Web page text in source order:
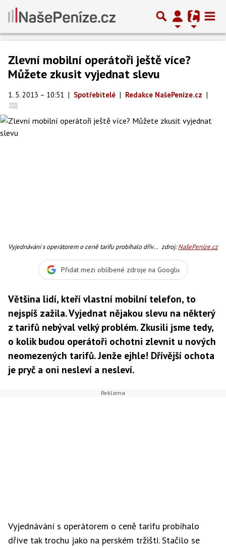
Zlevní mobilní operátoři ještě více?
Můžete zkusit vyjednat slevu
1. 5. 2013 – 10:51 | Spotřebitelé | Redakce NašePeníze.cz |
Vyjednávání s operátorem o ceně tarifu probíhalo dříve
toho, že je člověk věrný zákazník, že je konkurence
levnější, nabízí lepší mix služeb či pohrozit odchodem, a
zdroj:NašePeníze.cz
Přidat mezi oblíbené zdroje na Googlu
Většina lidí, kteří vlastní mobilní telefon, to
nejspíš zažila. Vyjednat nějakou slevu na některý
z tarifů nebýval velký problém. Zkusili jsme tedy,
o kolik budou operátoři ochotni zlevnit u nových
neomezených tarifů. Jenže ejhle! Dřívější ochota
je pryč a oni nesleví a nesleví.
Vyjednávání s operátorem o ceně tarifu probíhalo
dříve tak trochu jako na perském tržišti. Stačilo se